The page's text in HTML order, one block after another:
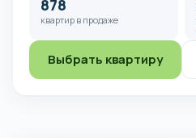
878
квартир в продаже
Выбрать квартиру